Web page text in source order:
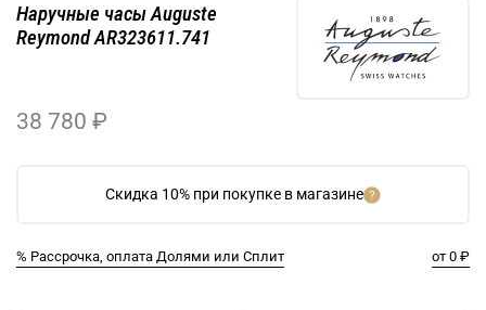
Скидка 10% при покупке в магазине
% Рассрочка, оплата Долями или Сплит от 0 ₽
Наручные часы Auguste
Reymond AR323611.741
38 780 ₽